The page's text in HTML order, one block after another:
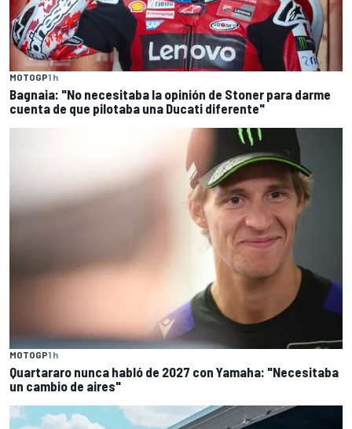
MOTOGP1 h
Bagnaia: "No necesitaba la opinión de Stoner para darme
cuenta de que pilotaba una Ducati diferente"
MOTOGP1 h
Quartararo nunca habló de 2027 con Yamaha: "Necesitaba
un cambio de aires"